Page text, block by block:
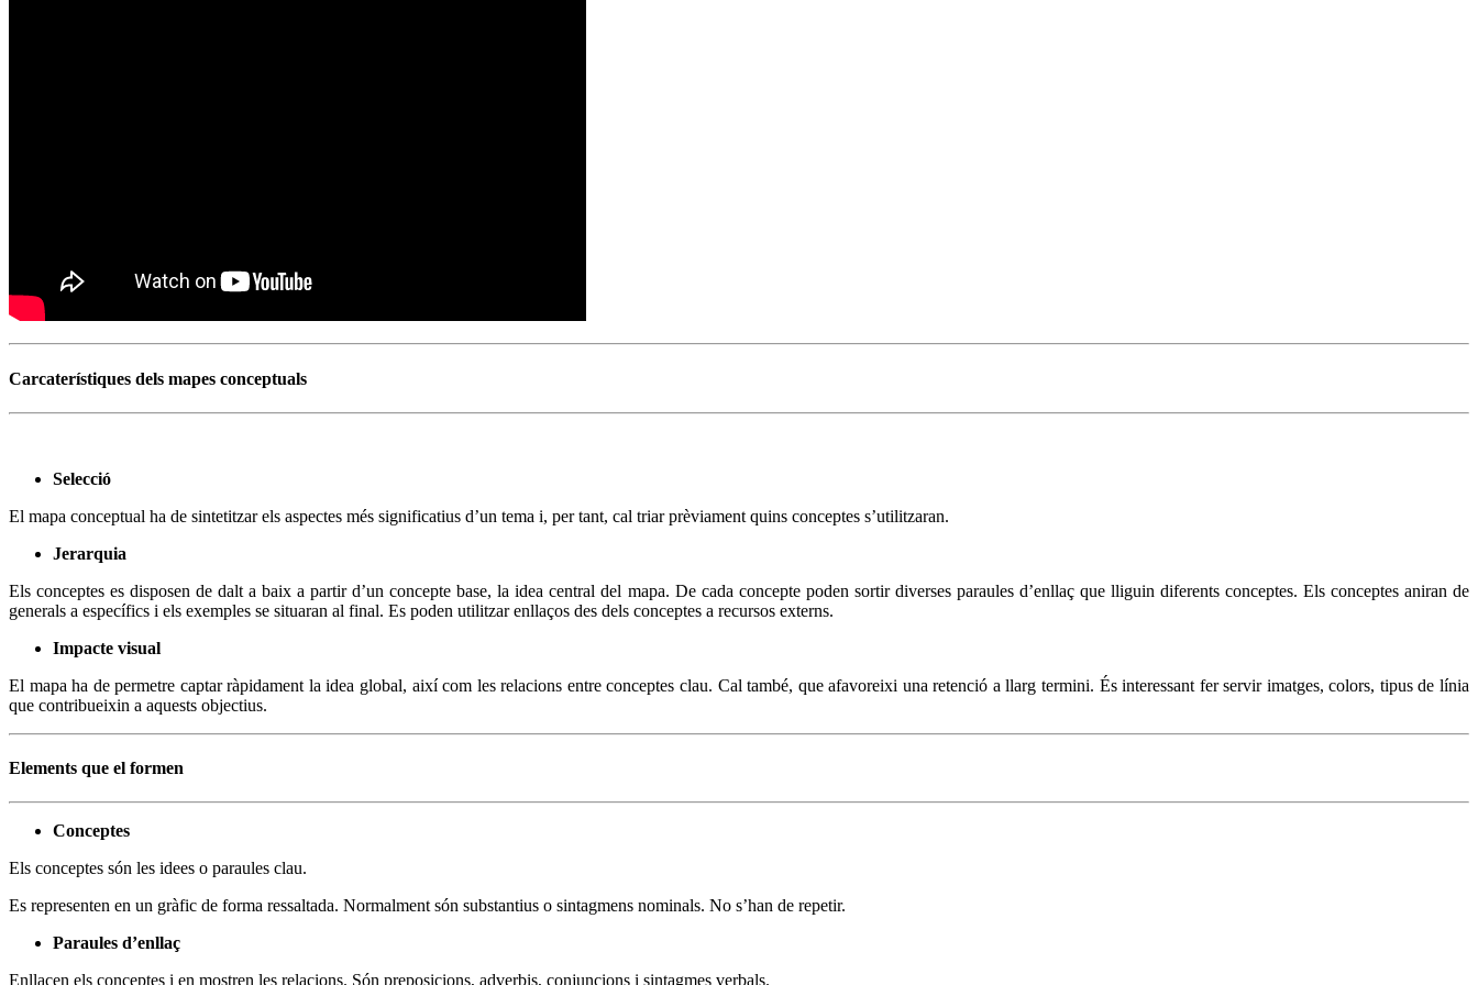
Carcaterístiques dels mapes conceptuals
Selecció
El mapa conceptual ha de sintetitzar els aspectes més significatius d’un tema i, per tant, cal triar prèviament quins conceptes s’utilitzaran.
Jerarquia
Els conceptes es disposen de dalt a baix a partir d’un concepte base, la idea central del mapa. De cada concepte poden sortir diverses paraules d’enllaç que lliguin diferents conceptes. Els conceptes aniran de
generals a específics i els exemples se situaran al final. Es poden utilitzar enllaços des dels conceptes a recursos externs.
Impacte visual
El mapa ha de permetre captar ràpidament la idea global, així com les relacions entre conceptes clau. Cal també, que afavoreixi una retenció a llarg termini. És interessant fer servir imatges, colors, tipus de línia
que contribueixin a aquests objectius.
Elements que el formen
Conceptes
Els conceptes són les idees o paraules clau.
Es representen en un gràfic de forma ressaltada. Normalment són substantius o sintagmens nominals. No s’han de repetir.
Paraules d’enllaç
Enllacen els conceptes i en mostren les relacions. Són preposicions, adverbis, conjuncions i sintagmes verbals.